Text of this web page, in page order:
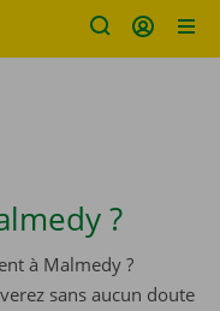
?
à Malmedy ?
sans aucun doute